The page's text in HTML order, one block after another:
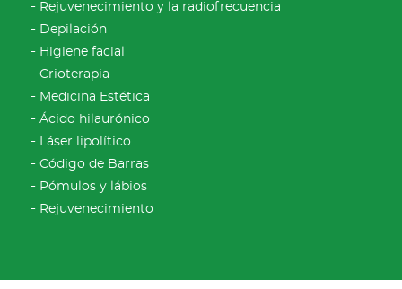
Rejuvenecimiento y la radiofrecuencia
Depilación
Higiene facial
Crioterapia
Medicina Estética
Ácido hilaurónico
Láser lipolítico
Código de Barras
Pómulos y lábios
Rejuvenecimiento